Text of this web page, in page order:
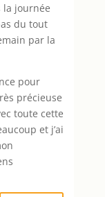
la journée
du tout
par la
pour
précieuse
toute cette
et j’ai